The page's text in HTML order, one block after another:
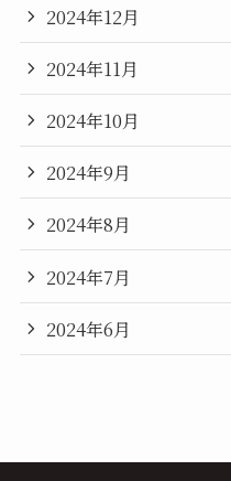
2024年12月
2024年11月
2024年10月
2024年9月
2024年8月
2024年7月
2024年6月